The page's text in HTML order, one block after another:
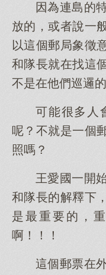
因為連島的
放的，或者說一
以這個郵局象徵
和隊長就在找這
不是在他們巡邏的
可能很多人
呢？不就是一個
照嗎？
王愛國一開
和隊長的解釋下
是最重要的，
啊！！！
這個郵票在